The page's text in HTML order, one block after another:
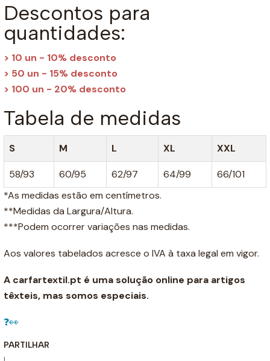
Descontos para
quantidades:
> 10 un - 10% desconto
> 50 un - 15% desconto
> 100 un - 20% desconto
Tabela de medidas
S M L XL XXL
58/93 60/95 62/97 64/99
66/101
*As medidas estão em centímetros.
**Medidas da Largura/Altura.
***Podem ocorrer variações nas medidas.
Aos valores tabelados acresce o IVA à taxa legal em vigor.
A carfartextil.pt é uma solução online para artigos
têxteis, mas somos especiais.
❓👀
PARTILHAR